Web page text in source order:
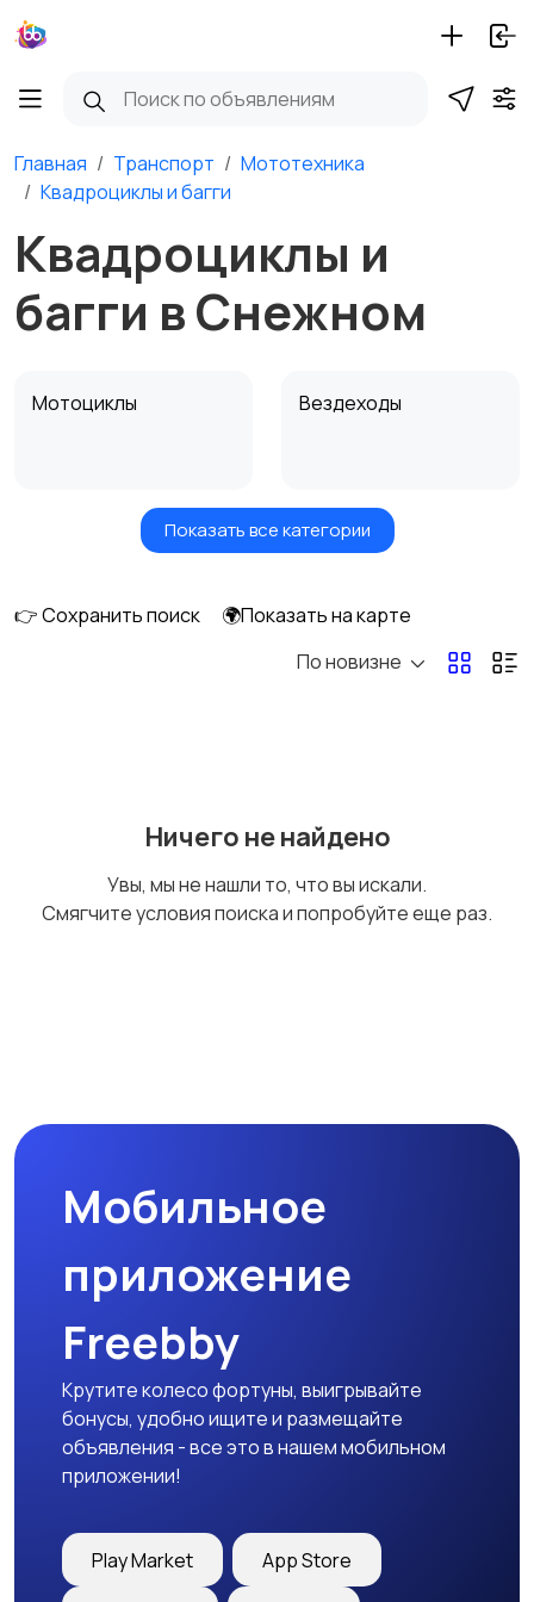
Главная Транспорт
Мототехника
Квадроциклы и багги
Квадроциклы и
багги в Снежном
Мотоциклы Вездеходы
Квадроциклы и багги
Снегоходы
Показать все категории
👉 Сохранить поиск
🌍Показать на карте
По новизне
Ничего не найдено
Увы, мы не нашли то, что вы искали.
Смягчите условия поиска и попробуйте еще раз.
Мобильное
приложение
Freebby
Крутите колесо фортуны, выигрывайте
бонусы, удобно ищите и размещайте
объявления - все это в нашем мобильном
приложении!
Play Market App Store